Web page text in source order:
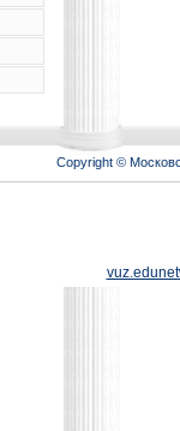
Copyright ©